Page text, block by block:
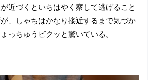
近づくといちはやく察して逃げること
、しゃちはかなり接近するまで気づか
っちゅうビクッと驚いている。